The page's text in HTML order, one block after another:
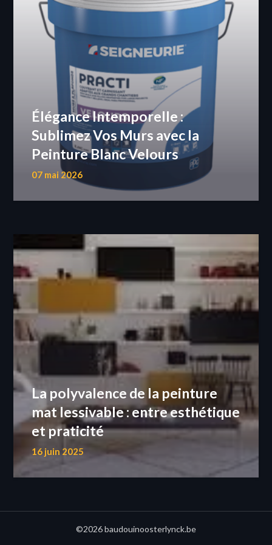
Élégance Intemporelle :
Sublimez Vos Murs avec la
Peinture Blanc Velours
07 mai 2026
La polyvalence de la peinture
mat lessivable : entre esthétique
et praticité
16 juin 2025
©2026 baudouinoosterlynck.be